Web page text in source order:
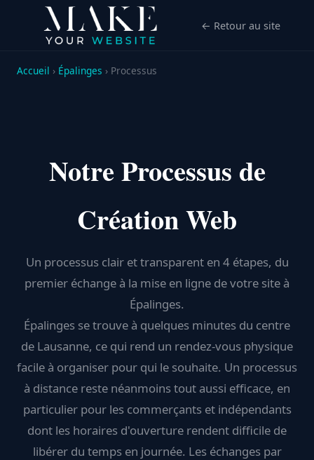
← Retour au site
Accueil › Épalinges › Processus
Notre Processus de
Création Web
Un processus clair et transparent en 4 étapes, du
premier échange à la mise en ligne de votre site à
Épalinges.
Épalinges se trouve à quelques minutes du centre
de Lausanne, ce qui rend un rendez-vous physique
facile à organiser pour qui le souhaite. Un processus
à distance reste néanmoins tout aussi efficace, en
particulier pour les commerçants et indépendants
dont les horaires d'ouverture rendent difficile de
libérer du temps en journée. Les échanges par